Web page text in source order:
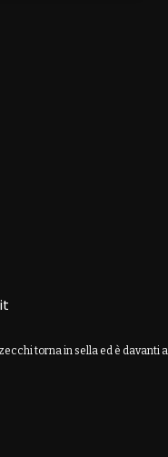
in sella ed è davanti a tutti nelle